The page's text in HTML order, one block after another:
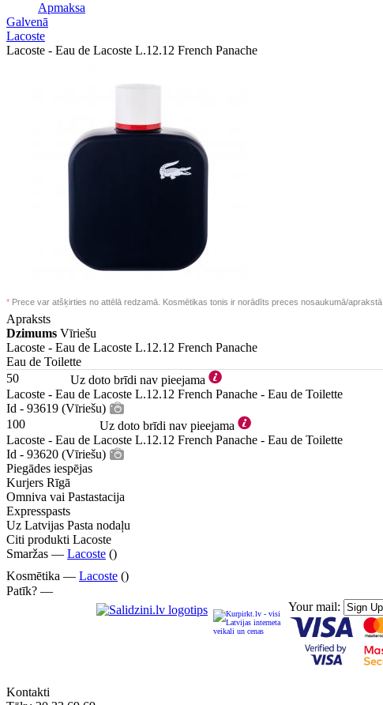
Apmaksa
Galvenā
Lacoste
Lacoste - Eau de Lacoste L.12.12 French Panache
* Prece var atšķirties no attēlā redzamā. Kosmētikas tonis ir norādīts preces nosaukumā/aprakstā.
Apraksts
Dzimums Vīriešu
Lacoste - Eau de Lacoste L.12.12 French Panache
Eau de Toilette
50
Uz doto brīdi nav pieejama
Lacoste - Eau de Lacoste L.12.12 French Panache - Eau de Toilette
Id - 93619 (Vīriešu)
100
Uz doto brīdi nav pieejama
Lacoste - Eau de Lacoste L.12.12 French Panache - Eau de Toilette
Id - 93620 (Vīriešu)
Piegādes iespējas
Kurjers Rīgā
Omniva vai Pastastacija
Expresspasts
Uz Latvijas Pasta nodaļu
Citi produkti Lacoste
Smaržas — Lacoste ()
Kosmētika — Lacoste ()
Patīk? —
Your mail:
Kontakti